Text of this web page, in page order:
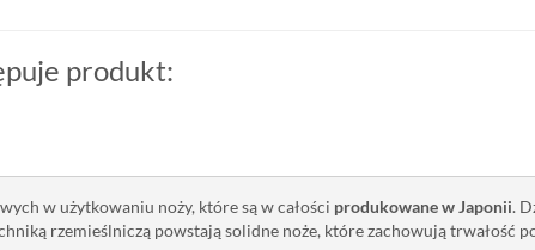
produkt:
w użytkowaniu noży, które są w całości produkowane w Japonii.
rzemieślniczą powstają solidne noże, które zachowują trwałość